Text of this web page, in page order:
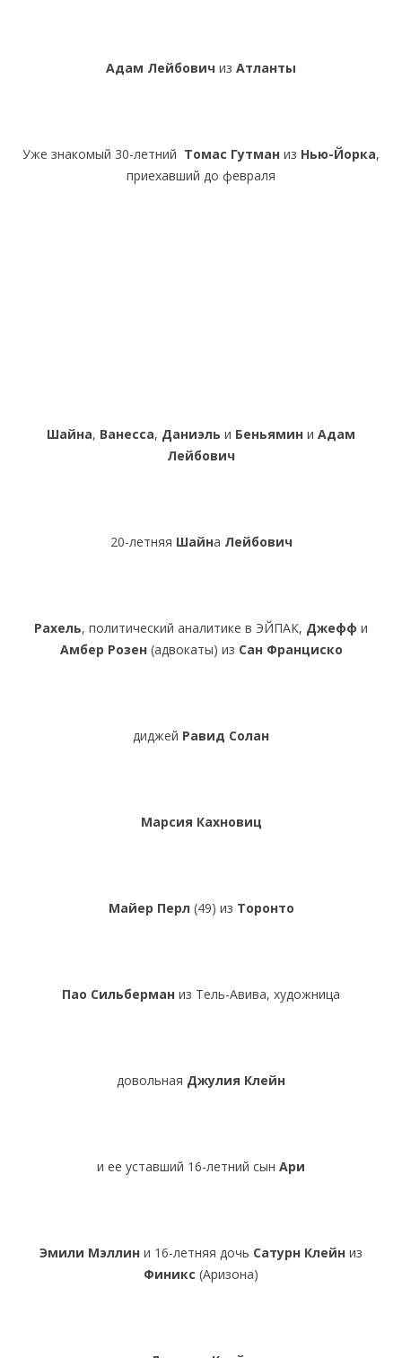
Адам Лейбович из Атланты
Уже знакомый 30-летний Томас Гутман из Нью-Йорка,
приехавший до февраля
Шайна, Ванесса, Даниэль и Беньямин и Адам
Лейбович
20-летняя Шайна Лейбович
Рахель, политический аналитике в ЭЙПАК, Джефф и
Амбер Розен(адвокаты) из Сан Франциско
диджей Равид Солан
Марсия Кахновиц
Майер Перл(49) из Торонто
Пао Сильберман из Тель-Авива, художница
довольная Джулия Клейн
и ее уставший 16-летний сын Ари
Эмили Мэллин и 16-летняя дочь Сатурн Клейн из
Финикс (Аризона)